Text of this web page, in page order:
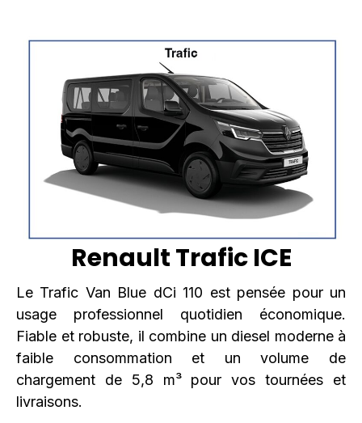
Renault Trafic ICE
Le Trafic Van Blue dCi 110 est pensée pour un
usage professionnel quotidien économique.
Fiable et robuste, il combine un diesel moderne à
faible consommation et un volume de
chargement de 5,8 m³ pour vos tournées et
livraisons.